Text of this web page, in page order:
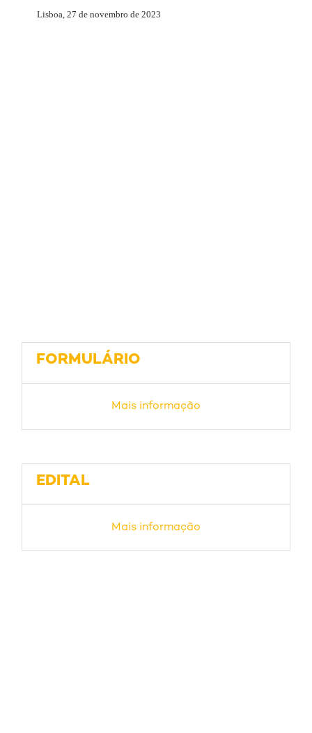
Lisboa, 27 de novembro de 2023
FORMULÁRIO
Mais informação
EDITAL
Mais informação